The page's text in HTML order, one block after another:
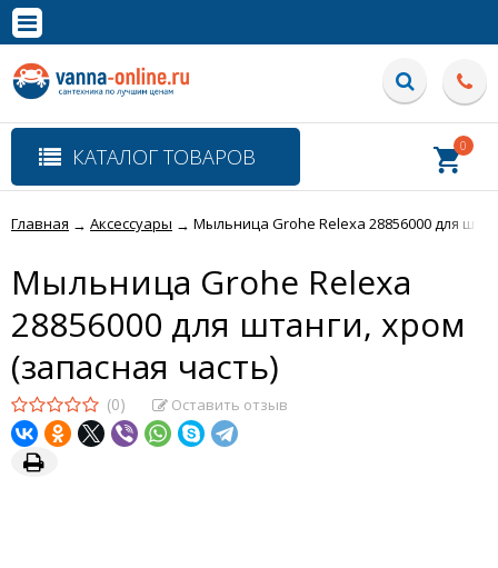
Полная версия сайта
КАТАЛОГ ТОВАРОВ 0
Главная → Аксессуары → Мыльница Grohe Relexa 28856000 для
Мыльница Grohe Relexa
28856000 для штанги, хром
(запасная часть)
(0) Оставить отзыв